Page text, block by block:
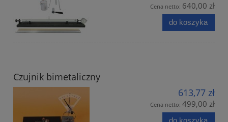
Cena netto: 640,00 zł
do koszyka
Czujnik bimetaliczny
613,77 zł
Cena netto: 499,00 zł